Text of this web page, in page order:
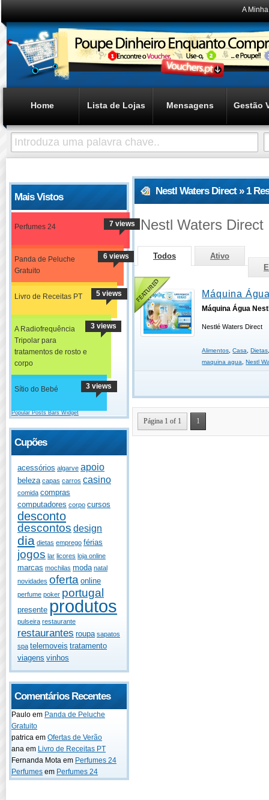
A
Home Lista de Lojas Mensagens Gestão
Mais Vistos
Perfumes 24 7 views
Panda de Peluche
Gratuito
6 views
Livro de Receitas PT 5 views
A Radiofrequência
Tripolar para
tratamentos de rosto e
corpo
3 views
Sítio do Bebé 3 views
Popular Posts Bars Widget
Cupões
acessórios algarve apoio
beleza capas carros casino
comida compras
computadores corpo cursos
desconto
descontos design
dia dietas emprego férias
jogos lar licores loja online
marcas mochilas moda natal
novidades oferta online
perfume poker portugal
presente produtos
pulseira restaurante
restaurantes roupa sapatos
spa telemoveis tratamento
viagens vinhos
Comentários Recentes
Paulo em Panda de Peluche
Gratuito
patrica em Ofertas de Verão
ana em Livro de Receitas PT
Fernanda Mota em Perfumes 24
Perfumes em Perfumes 24
Nestl Waters Direct » 1
Nestl Waters Direct
Todos
Ativo
Máquina
Máquina Água
Nestlé Waters Direct
Alimentos ,Casa ,Dietas
maquina agua
,Nestl
Página 1 of 1 1